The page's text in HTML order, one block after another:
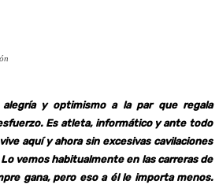
y optimismo a la par que regala
Es atleta, informático y ante todo
aquí y ahora sin excesivas cavilaciones
vemos habitualmente en las carreras de
gana, pero eso a él le importa menos.